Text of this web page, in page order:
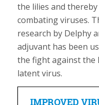
the lilies and
combating viruses.
research by Delphy
adjuvant has been
the fight against the
latent virus.